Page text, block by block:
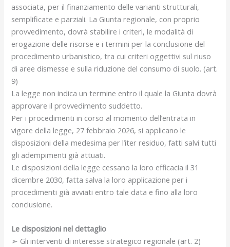
associata, per il finanziamento delle varianti strutturali,
semplificate e parziali. La Giunta regionale, con proprio
provvedimento, dovrà stabilire i criteri, le modalità di
erogazione delle risorse e i termini per la conclusione del
procedimento urbanistico, tra cui criteri oggettivi sul riuso
di aree dismesse e sulla riduzione del consumo di suolo. (art.
9)
La legge non indica un termine entro il quale la Giunta dovrà
approvare il provvedimento suddetto.
Per i procedimenti in corso al momento dell’entrata in
vigore della legge, 27 febbraio 2026, si applicano le
disposizioni della medesima per l’iter residuo, fatti salvi tutti
gli adempimenti già attuati.
Le disposizioni della legge cessano la loro efficacia il 31
dicembre 2030, fatta salva la loro applicazione per i
procedimenti già avviati entro tale data e fino alla loro
conclusione.
Le disposizioni nel dettaglio
➢ Gli interventi di interesse strategico regionale (art. 2)